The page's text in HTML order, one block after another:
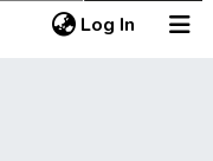
Log In (current)